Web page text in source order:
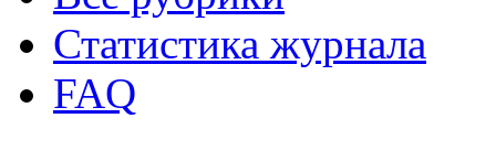
Статистика журнала
FAQ